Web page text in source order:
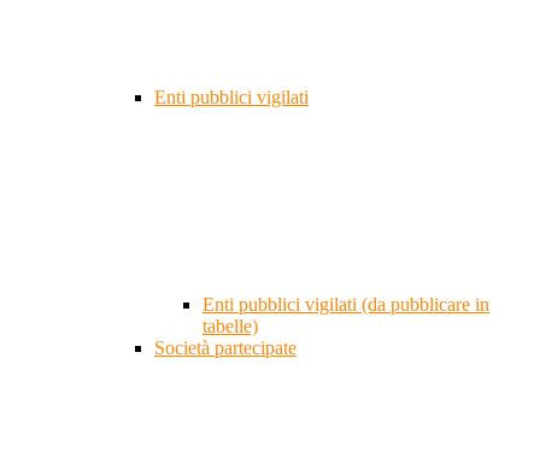
Enti pubblici vigilati
Enti pubblici vigilati (da pubblicare in
tabelle)
Società partecipate